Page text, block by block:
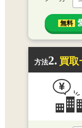
無料
方法2. 買取